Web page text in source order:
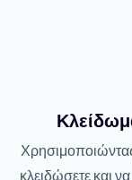
κλειδώσετε και